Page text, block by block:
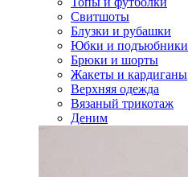
Свитшоты
Блузки и рубашки
Юбки и подъюбники
Брюки и шорты
Жакеты и кардиганы
Верхняя одежда
Вязаный трикотаж
Деним